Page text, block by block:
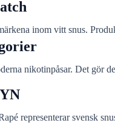
inom vitt snus.
nikotinpåsar. Det gör
representerar svensk